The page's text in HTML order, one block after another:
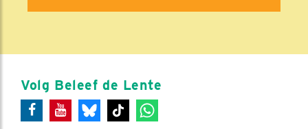
Volg Beleef de Lente